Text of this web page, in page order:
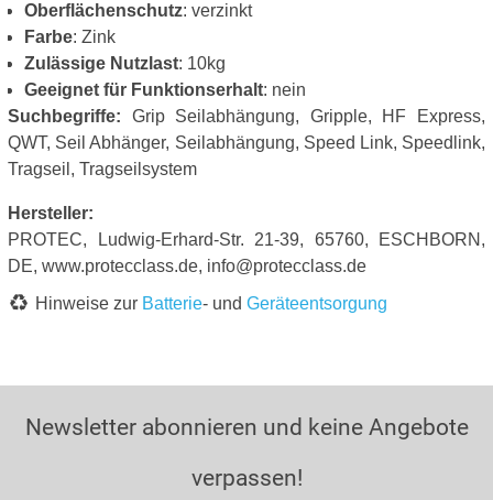
Oberflächenschutz: verzinkt
Farbe: Zink
Zulässige Nutzlast: 10kg
Geeignet für Funktionserhalt: nein
Suchbegriffe: Grip Seilabhängung, Gripple, HF Express,
QWT, Seil Abhänger, Seilabhängung, Speed Link, Speedlink,
Tragseil, Tragseilsystem
Hersteller:
PROTEC, Ludwig-Erhard-Str. 21-39, 65760, ESCHBORN,
DE, www.protecclass.de, info@protecclass.de
Hinweise zur Batterie- und Geräteentsorgung
Newsletter abonnieren und keine Angebote
verpassen!